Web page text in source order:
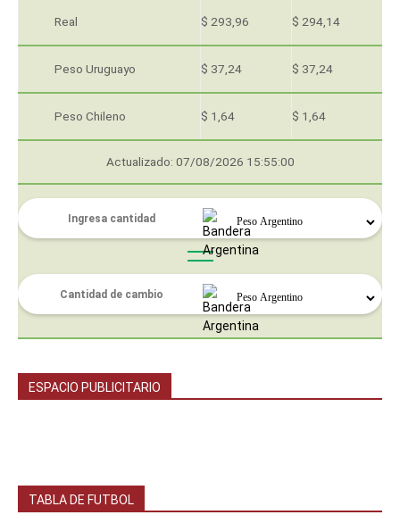
Real $ 293,96 $ 294,14
Peso Uruguayo $ 37,24 $ 37,24
Peso Chileno $ 1,64 $ 1,64
Actualizado: 07/08/2026 15:55:00
ESPACIO PUBLICITARIO
TABLA DE FUTBOL